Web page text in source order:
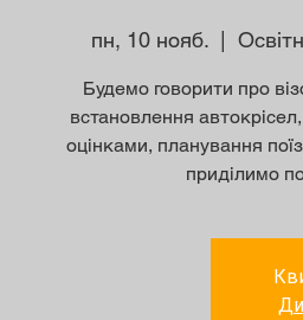
пн, 10 нояб.
Будемо говорити про
встановлення
оцінками, планування
приділимо